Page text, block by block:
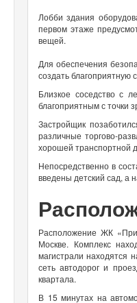
Лобби здания
первом этаже
вещей.
Для обеспечения
создать благоприятную
Близкое соседство с
благоприятным с точки
Застройщик
различные торгово-
хорошей транспортной
Непосредственно в
введены детский сад, а
Расположение ЖК
Москве. Комплекс
магистрали находятся
сеть автодорог и
квартала.
В 15 минутах на